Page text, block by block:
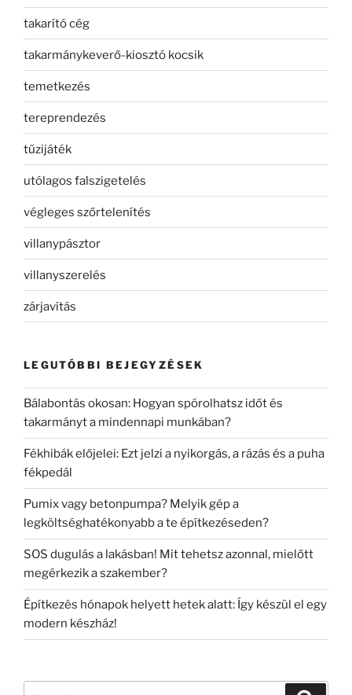
takarító cég
takarmánykeverő-kiosztó kocsik
temetkezés
tereprendezés
tűzijáték
utólagos falszigetelés
végleges szőrtelenítés
villanypásztor
villanyszerelés
zárjavítás
LEGUTÓBBI BEJEGYZÉSEK
Bálabontás okosan: Hogyan spórolhatsz időt és
takarmányt a mindennapi munkában?
Fékhibák előjelei: Ezt jelzi a nyikorgás, a rázás és a puha
fékpedál
Pumix vagy betonpumpa? Melyik gép a
legköltséghatékonyabb a te építkezéseden?
SOS dugulás a lakásban! Mit tehetsz azonnal, mielőtt
megérkezik a szakember?
Építkezés hónapok helyett hetek alatt: Így készül el egy
modern készház!